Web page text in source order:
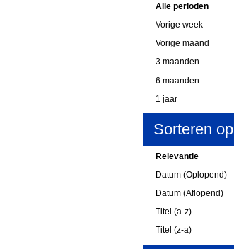
Alle perioden
Vorige week
Vorige maand
3 maanden
6 maanden
1 jaar
Sorteren op
Relevantie
Datum (Oplopend)
Datum (Aflopend)
Titel (a-z)
Titel (z-a)